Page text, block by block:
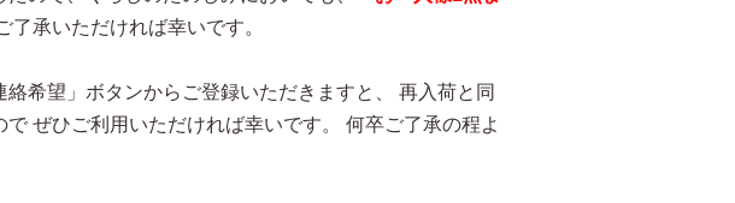
承いただければ幸いです。
希望」ボタンからご登録いただきますと、 再入荷と同
ぜひご利用いただければ幸いです。 何卒ご了承の程よ